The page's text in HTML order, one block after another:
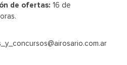
de ofertas: 16 de